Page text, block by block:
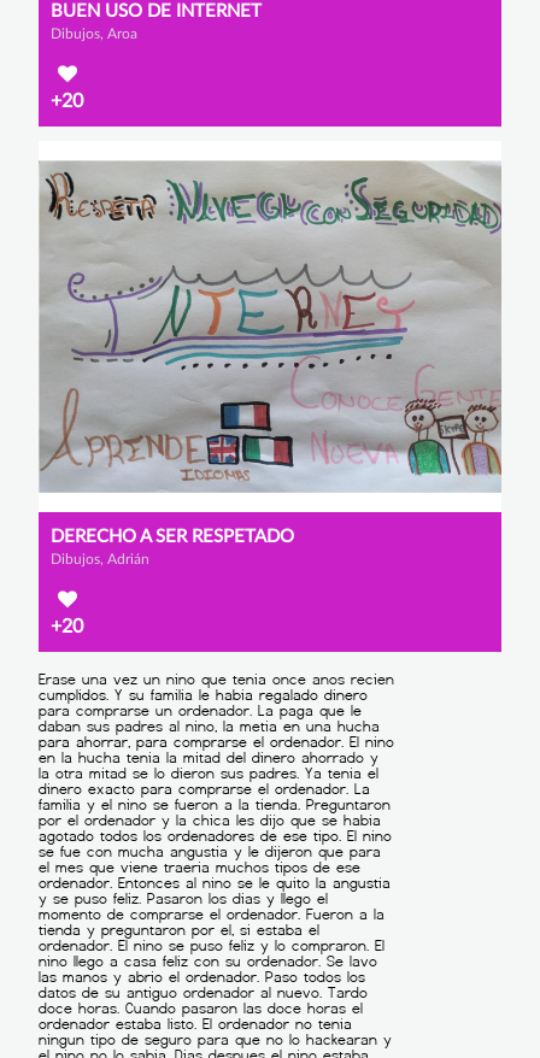
BUEN USO DE INTERNET
Dibujos, Aroa
+20
DERECHO A SER RESPETADO
Dibujos, Adrián
+20